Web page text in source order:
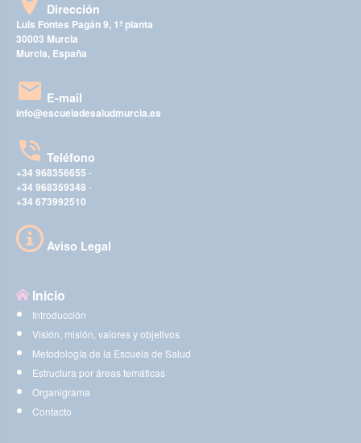
Dirección
Luis Fontes Pagán 9, 1ª planta
30003 Murcia
Murcia, España
E-mail
info@escueladesaludmurcia.es
Teléfono
+34 968356655 -
+34 968359348 -
+34 673992510
Aviso Legal
Inicio
Introducción
Visión, misión, valores y objetivos
Metodología de la Escuela de Salud
Estructura por áreas temáticas
Organigrama
Contacto